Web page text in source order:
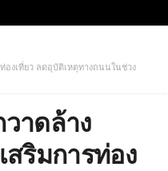
องเที่ยว ลดอุบัติเหตุทางถนนในช่วง
าดล้าง
ริมการท่อง